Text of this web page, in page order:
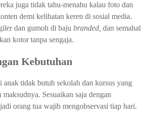
juga tidak tahu-menahu kalau foto dan
demi kelihatan keren di sosial media.
dan gumoh di baju branded, dan semahal
kotor tanpa sengaja.
Kebutuhan
anak tidak butuh sekolah dan kursus yang
Sesuaikan saja dengan
orang tua wajib mengobservasi tiap hari.